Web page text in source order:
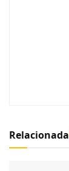
Relacionada